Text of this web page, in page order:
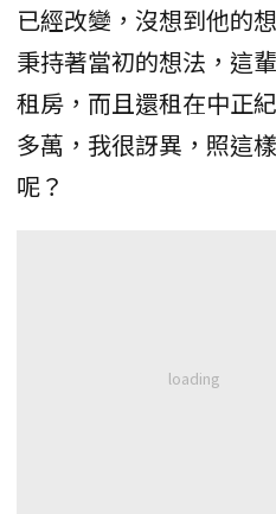
已經改變，沒想到他的
秉持著當初的想法，這
租房，而且還租在中正
多萬，我很訝異，照這
呢？